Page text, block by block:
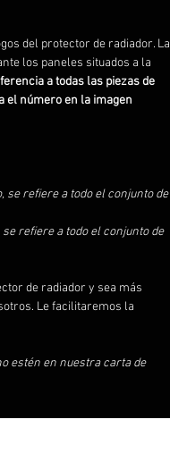
del protector de radiador. La
los paneles situados a la
a todas las piezas de
el número en la imagen
se refiere a todo el conjunto de
se refiere a todo el conjunto de
de radiador y sea más
Le facilitaremos la
estén en nuestra carta de